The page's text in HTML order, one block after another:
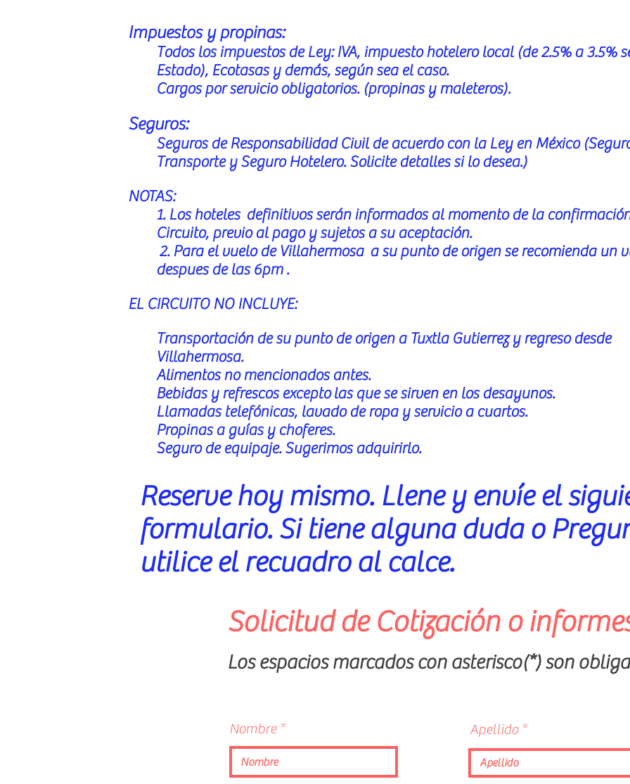
Impuestos y propinas:
Todos los impuestos de Ley: IVA, impuesto hotelero local (de 2.5% a 3.5%
Estado), Ecotasas y demás, según sea el caso.
Cargos por servicio obligatorios. (propinas y maleteros).
Seguros:
Seguros de Responsabilidad Civil de acuerdo con la Ley en México
Transporte y Seguro Hotelero. Solicite detalles si lo desea.)
NOTAS:
1. Los hoteles definitivos serán informados al momento de la
Circuito, previo al pago y sujetos a su aceptación.
2. Para el vuelo de Villahermosa a su punto de origen se recomienda un
despues de las 6pm .
EL CIRCUITO NO INCLUYE:
Transportación de su punto de origen a Tuxtla Gutierrez y regreso desde
Villahermosa.
Alimentos no mencionados antes.
Bebidas y refrescosexceptolas que se sirven en los desayunos.
Llamadastelefónicas, lavado de ropa y servicio a cuartos.
Propinas a guías y choferes.
Seguro de equipaje. Sugerimos adquirirlo.
Reserve hoy mismo. Llene y envíe el
formulario. Si tiene alguna duda o
utilice el recuadro al calce.
Solicitud de Cotización o
Los espacios marcados con asterisco(*) son
Nombre Apellido